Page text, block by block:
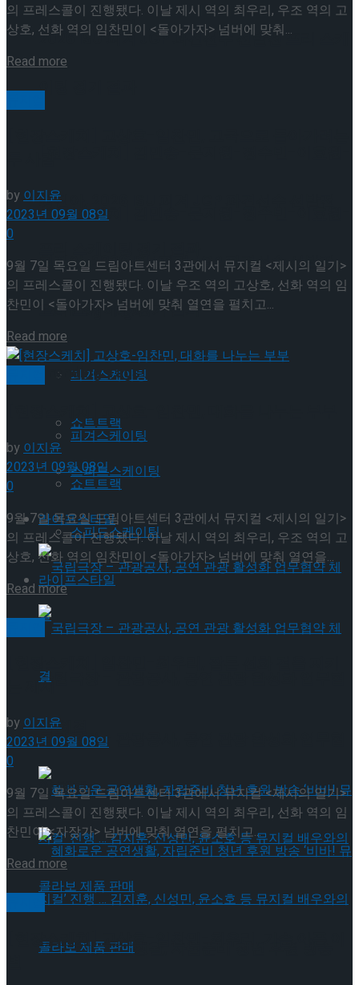
이팅 경기 결과
최진아, 2026 ISU 피겨 JGP 파견선수 선발전
Trending Tags
피겨스케이팅
쇼트트랙
스피드스케이팅
라이프스타일
국립극장 – 관광공사, 공연 관광 활성화 업무협
약 체결
혜화로운 공연생활, 자립준비 청년 후원 방송
2026 ISU 피겨 JGP 파견선수 선발전 프리 스케
이팅 경기 결과
[현장스케치] 김민송-문지원-정수빈-이효원-
최진아, 2026 ISU 피겨 JGP 파견선수 선발전
프리 스케이팅 경기 결과
Trending Tags
피겨스케이팅
쇼트트랙
스피드스케이팅
라이프스타일
국립극장 – 관광공사, 공연 관광 활성화 업무협
약 체결
의 프레스콜이 진행됐다. 이날 제시 역의 최우리, 우조 역의 고
상호, 선화 역의 임찬민이 <돌아가자> 넘버에 맞춰...
Read more
by이지윤
2023년 09월 08일
0
9월 7일 목요일 드림아트센터 3관에서 뮤지컬 <제시의 일기>
의 프레스콜이 진행됐다. 이날 우조 역의 고상호, 선화 역의 임
찬민이 <돌아가자> 넘버에 맞춰 열연을 펼치고...
Read more
by 이지윤
2023년 09월 08일
0
9월 7일 목요일 드림아트센터 3관에서 뮤지컬 <제시의 일기>
의 프레스콜이 진행됐다. 이날 제시 역의 최우리, 우조 역의 고
상호, 선화 역의 임찬민이 <돌아가자> 넘버에 맞춰 열연을...
Read moreDetails
는 제시
by이지윤
2023년 09월 08일
0
9월 7일 목요일 드림아트센터 3관에서 뮤지컬 <제시의 일기>
의 프레스콜이 진행됐다. 이날 제시 역의 최우리, 선화 역의 임
찬민이 <자장가> 넘버에 맞춰 열연을 펼치고...
Read moreDetails
[현장스케치] 고상호-임찬민-최우리, 가슴 아픈 이